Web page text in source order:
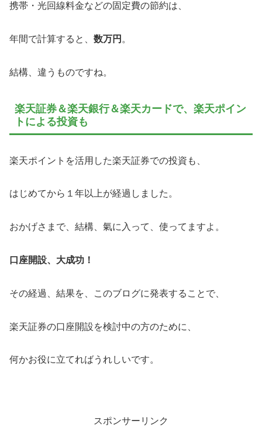
携帯・光回線料金などの固定費の節約は、
年間で計算すると、 数万円 。
結構、違うものですね。
楽天証券＆楽天銀行＆楽天カードで、楽天ポイン
トによる投資も
楽天ポイントを活用した楽天証券での投資も、
はじめてから１年以上が経過しました。
おかげさまで、結構、氣に入って、使ってますよ。
口座開設、大成功！
その経過、結果を、このブログに発表することで、
楽天証券の口座開設を検討中の方のために、
何かお役に立てればうれしいです。
スポンサーリンク